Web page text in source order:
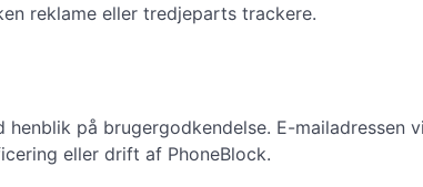
reklame eller tredjeparts trackere.
på brugergodkendelse. E-mailadressen
eller drift af PhoneBlock.